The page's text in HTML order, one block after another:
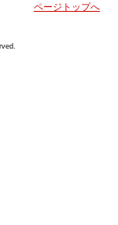
ページトップへ